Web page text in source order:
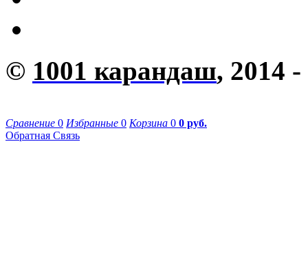
© 1001 карандаш, 2014 -
Сравнение 0 Избранные 0 Корзина 0 0 руб.
Обратная Связь